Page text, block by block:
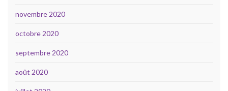
novembre 2020
octobre 2020
septembre 2020
août 2020